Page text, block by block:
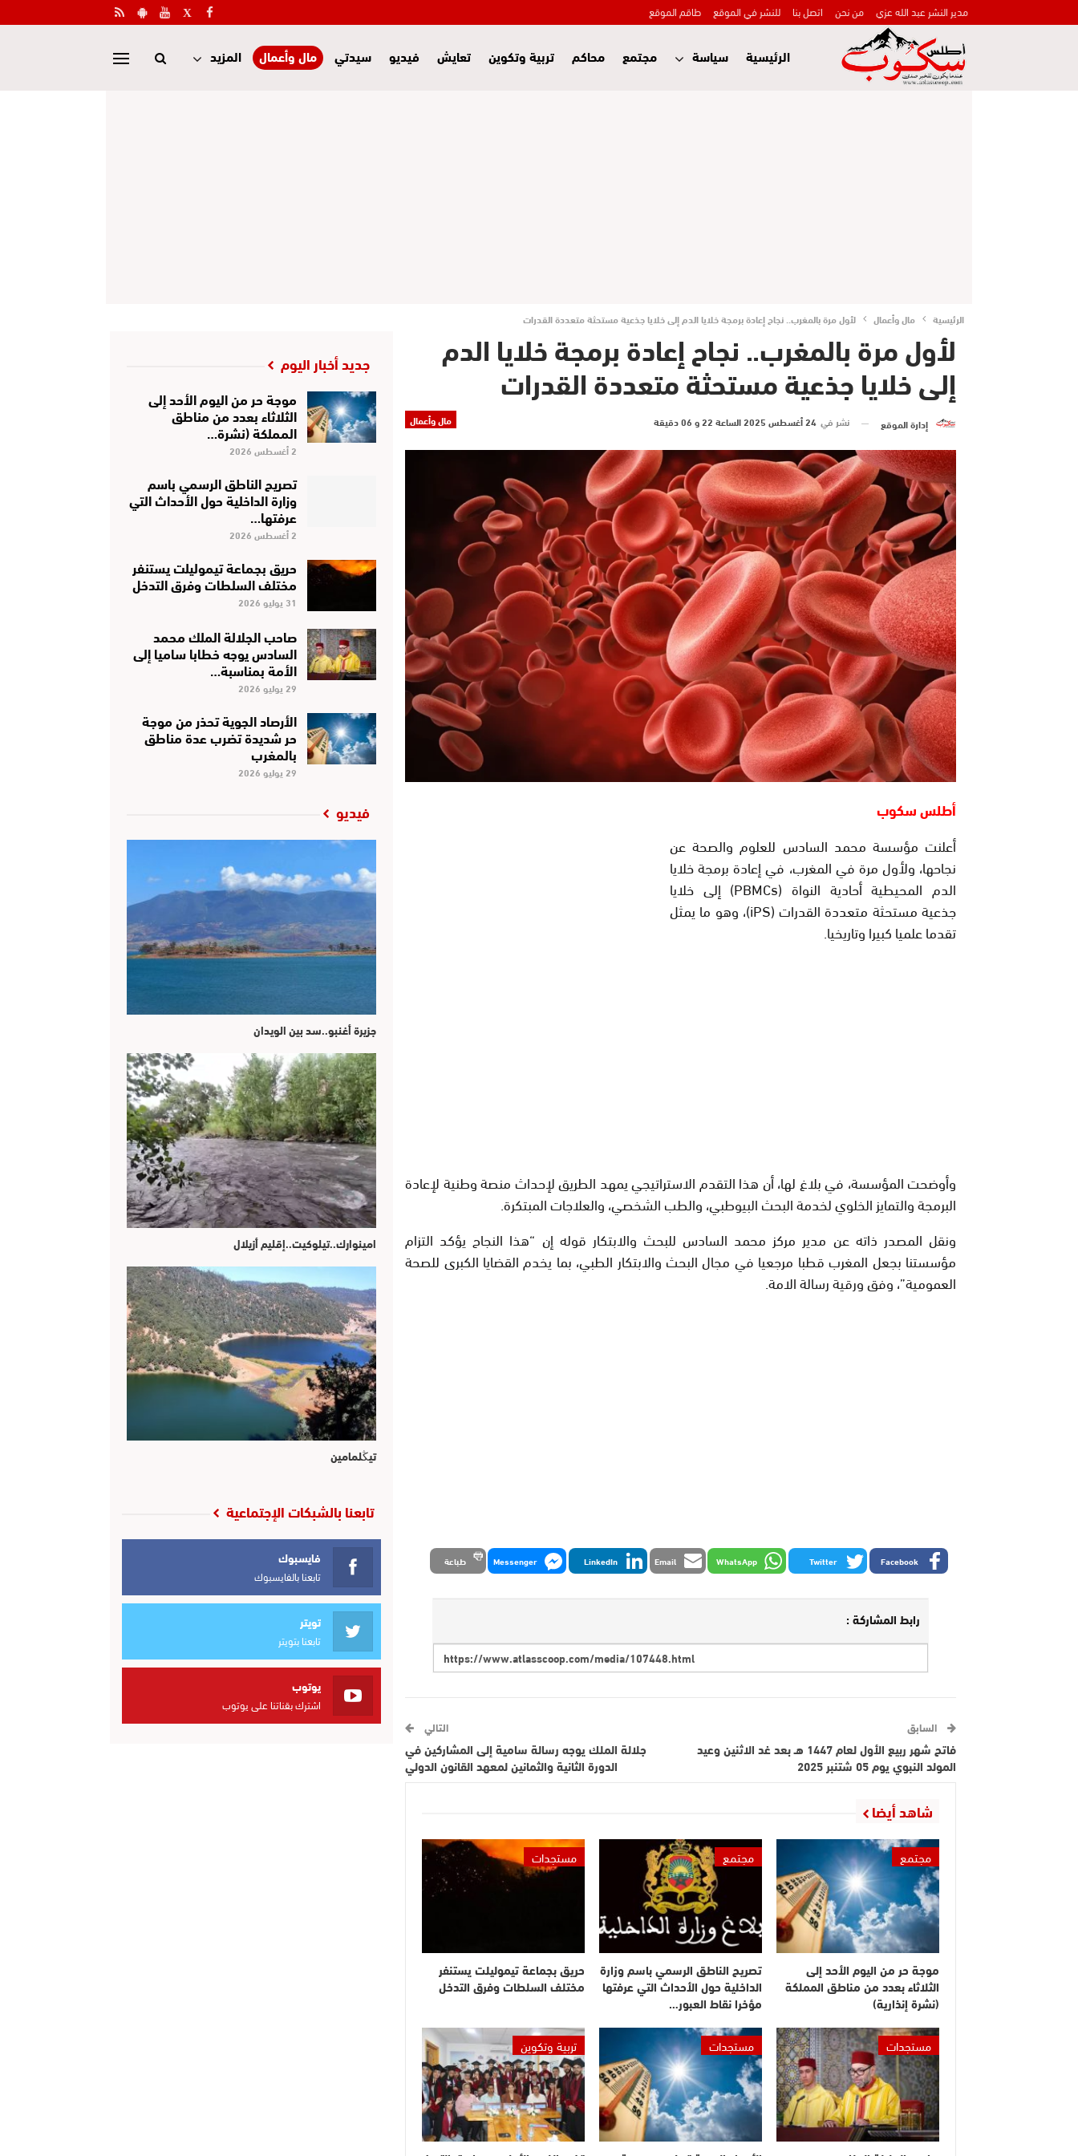
مدير النشر عبد الله عزي من نحن اتصل بنا للنشر في الموقع طاقم الموقع
الرئيسية سياسة مجتمع محاكم تربية وتكوين تعايش فيديو سيدتي مال وأعمال المزيد
الرئيسية مال وأعمال لأول مرة بالمغرب.. نجاح إعادة برمجة خلايا الدم إلى خلايا جذعية مستحثة متعددة القدرات
لأول مرة بالمغرب.. نجاح إعادة برمجة خلايا الدم
إلى خلايا جذعية مستحثة متعددة القدرات
مال وأعمال إدارة الموقع نشر في 24 أغسطس 2025 الساعة 22 و 06 دقيقة
أطلس سكوب
أعلنت مؤسسة محمد السادس للعلوم والصحة عن
نجاحها، ولأول مرة في المغرب، في إعادة برمجة خلايا
الدم المحيطية أحادية النواة (PBMCs) إلى خلايا
جذعية مستحثة متعددة القدرات (iPS)، وهو ما يمثل
تقدما علميا كبيرا وتاريخيا.
وأوضحت المؤسسة، في بلاغ لها، أن هذا التقدم الاستراتيجي يمهد الطريق لإحداث منصة وطنية لإعادة
البرمجة والتمايز الخلوي لخدمة البحث البيوطبي، والطب الشخصي، والعلاجات المبتكرة.
ونقل المصدر ذاته عن مدير مركز محمد السادس للبحث والابتكار قوله إن “هذا النجاح يؤكد التزام
مؤسستنا بجعل المغرب قطبا مرجعيا في مجال البحث والابتكار الطبي، بما يخدم القضايا الكبرى للصحة
العمومية”، وفق ورقية رسالة الامة.
Facebook
Twitter
WhatsApp
Email
LinkedIn
Messenger طباعة
رابط المشاركة :
السابق
فاتح شهر ربيع الأول لعام 1447 هـ بعد غد الاثنين وعيد
المولد النبوي يوم 05 شتنبر 2025
التالي
جلالة الملك يوجه رسالة سامية إلى المشاركين في
الدورة الثانية والثمانين لمعهد القانون الدولي
شاهد أيضا
مجتمع
موجة حر من اليوم الأحد إلى
الثلاثاء بعدد من مناطق المملكة
(نشرة إنذارية)
مجتمع
تصريح الناطق الرسمي باسم وزارة
الداخلية حول الأحداث التي عرفتها
مؤخرا نقاط العبور…
مستجدات
حريق بجماعة تيموليلت يستنفر
مختلف السلطات وفرق التدخل
مستجدات مستجدات تربية وتكوين
جديد أخبار اليوم
موجة حر من اليوم الأحد إلى
الثلاثاء بعدد من مناطق
المملكة (نشرة…
2 أغسطس 2026
تصريح الناطق الرسمي باسم
وزارة الداخلية حول الأحداث التي
عرفتها…
2 أغسطس 2026
حريق بجماعة تيموليلت يستنفر
مختلف السلطات وفرق التدخل
31 يوليو 2026
صاحب الجلالة الملك محمد
السادس يوجه خطابا ساميا إلى
الأمة بمناسبة…
29 يوليو 2026
الأرصاد الجوية تحذر من موجة
حر شديدة تضرب عدة مناطق
بالمغرب
29 يوليو 2026
فيديو
جزيرة أغنبو..سد بين الويدان
امينوارك..تيلوكيت..إقليم أزيلال
تيڭلمامين
تابعنا بالشبكات الإجتماعية
فايسبوك
تابعنا بالفايسبوك
تويتر
تابعنا بتويتر
يوتوب
اشترك بقناتنا على يوتوب